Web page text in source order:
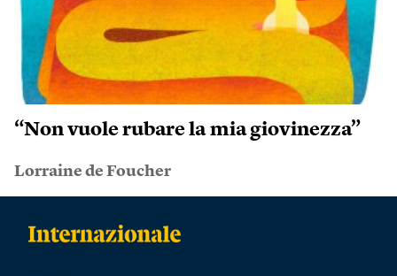
“Non vuole rubare la mia giovinezza”
Lorraine de Foucher